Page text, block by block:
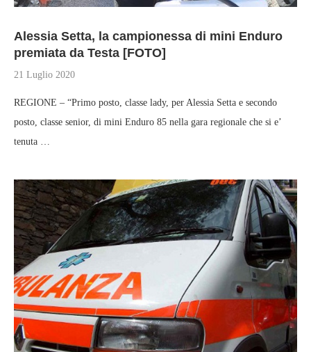
Alessia Setta, la campionessa di mini Enduro
premiata da Testa [FOTO]
21 Luglio 2020
REGIONE – “Primo posto, classe lady, per Alessia Setta e secondo
posto, classe senior, di mini Enduro 85 nella gara regionale che si e’
tenuta …